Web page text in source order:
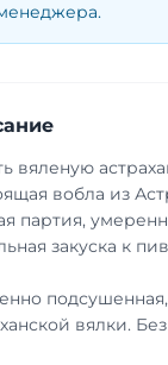
вяленую
вобла из
партия,
закуска к
вялки.